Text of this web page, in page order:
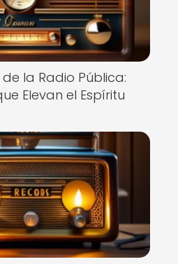
la Radio Pública:
Elevan el Espíritu